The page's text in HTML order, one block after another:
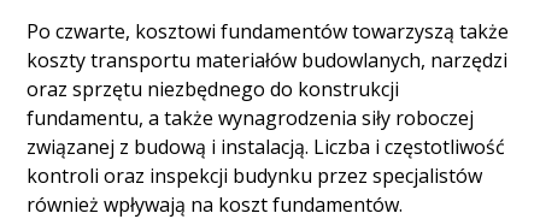
Po czwarte, kosztowi fundamentów towarzyszą także
koszty transportu materiałów budowlanych, narzędzi
oraz sprzętu niezbędnego do konstrukcji
fundamentu, a także wynagrodzenia siły roboczej
związanej z budową i instalacją. Liczba i częstotliwość
kontroli oraz inspekcji budynku przez specjalistów
również wpływają na koszt fundamentów.